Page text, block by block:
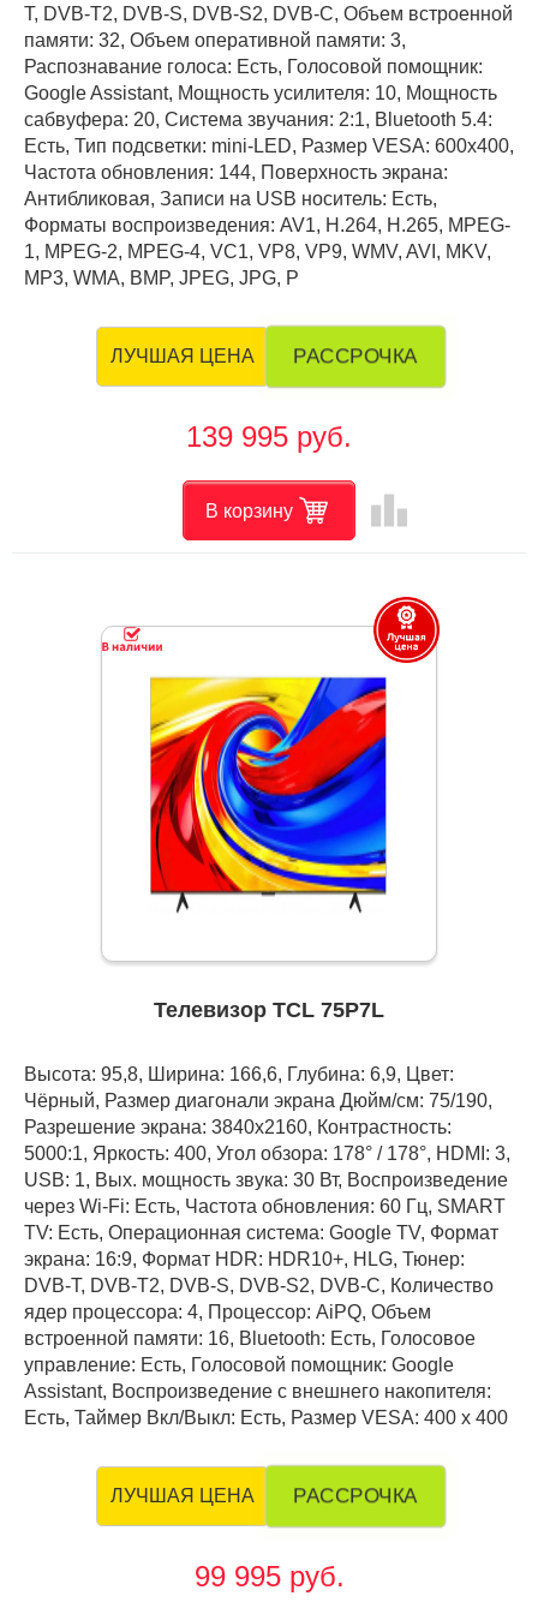
T, DVB-T2, DVB-S, DVB-S2, DVB-C, Объем встроенной
памяти: 32, Объем оперативной памяти: 3,
Распознавание голоса: Есть, Голосовой помощник:
Google Assistant, Мощность усилителя: 10, Мощность
сабвуфера: 20, Система звучания: 2:1, Bluetooth 5.4:
Есть, Тип подсветки: mini-LED, Размер VESA: 600х400,
Частота обновления: 144, Поверхность экрана:
Антибликовая, Записи на USB носитель: Есть,
Форматы воспроизведения: AV1, H.264, H.265, MPEG-
1, MPEG-2, MPEG-4, VC1, VP8, VP9, WMV, AVI, MKV,
MP3, WMA, BMP, JPEG, JPG, P
ЛУЧШАЯ ЦЕНА РАССРОЧКА
139 995 руб.
В корзину leaderboard
Телевизор TCL 75P7L
Высота: 95,8, Ширина: 166,6, Глубина: 6,9, Цвет:
Чёрный, Размер диагонали экрана Дюйм/см: 75/190,
Разрешение экрана: 3840x2160, Контрастность:
5000:1, Яркость: 400, Угол обзора: 178° / 178°, HDMI: 3,
USB: 1, Вых. мощность звука: 30 Вт, Воспроизведение
через Wi-Fi: Есть, Частота обновления: 60 Гц, SMART
TV: Есть, Операционная система: Google TV, Формат
экрана: 16:9, Формат HDR: HDR10+, HLG, Тюнер:
DVB-T, DVB-T2, DVB-S, DVB-S2, DVB-C, Количество
ядер процессора: 4, Процессор: AiPQ, Объем
встроенной памяти: 16, Bluetooth: Есть, Голосовое
управление: Есть, Голосовой помощник: Google
Assistant, Воспроизведение с внешнего накопителя:
Есть, Таймер Вкл/Выкл: Есть, Размер VESA: 400 х 400
ЛУЧШАЯ ЦЕНА РАССРОЧКА
99 995 руб.